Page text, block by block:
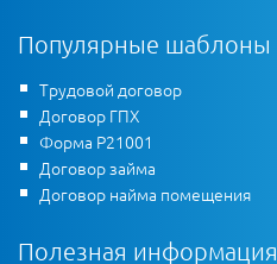
Популярные шаблоны
Трудовой договор
Договор ГПХ
Форма Р21001
Договор займа
Договор найма помещения
Полезная информация